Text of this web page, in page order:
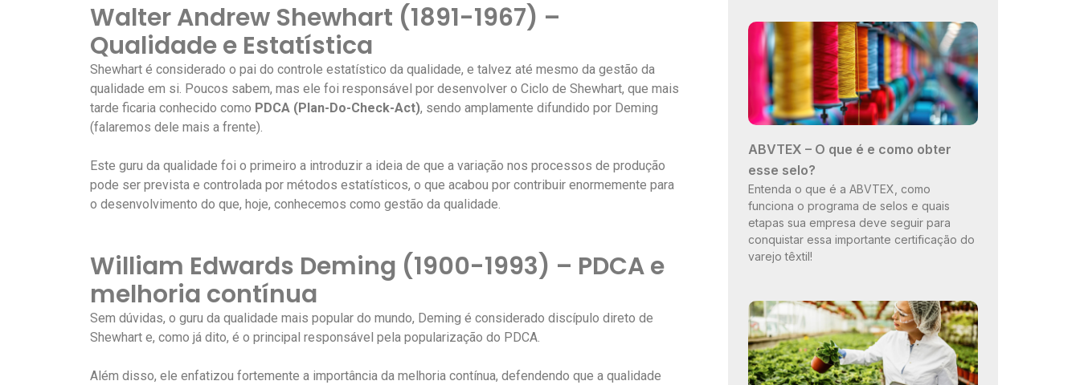
Walter Andrew Shewhart (1891-1967) –
Qualidade e Estatística
Shewhart é considerado o pai do controle estatístico da qualidade, e talvez até mesmo da gestão da
qualidade em si. Poucos sabem, mas ele foi responsável por desenvolver o Ciclo de Shewhart, que mais
tarde ficaria conhecido como PDCA (Plan-Do-Check-Act), sendo amplamente difundido por Deming
(falaremos dele mais a frente).
Este guru da qualidade foi o primeiro a introduzir a ideia de que a variação nos processos de produção
pode ser prevista e controlada por métodos estatísticos, o que acabou por contribuir enormemente para
o desenvolvimento do que, hoje, conhecemos como gestão da qualidade.
William Edwards Deming (1900-1993) – PDCA e
melhoria contínua
Sem dúvidas, o guru da qualidade mais popular do mundo, Deming é considerado discípulo direto de
Shewhart e, como já dito, é o principal responsável pela popularização do PDCA.
Além disso, ele enfatizou fortemente a importância da melhoria contínua, defendendo que a qualidade
ABVTEX – O que é e como obter
esse selo?
Entenda o que é a ABVTEX, como
funciona o programa de selos e quais
etapas sua empresa deve seguir para
conquistar essa importante certificação do
varejo têxtil!